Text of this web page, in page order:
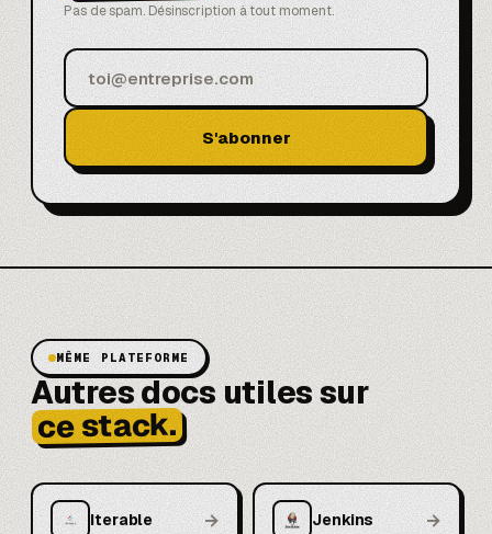
Pas de spam. Désinscription à tout moment.
S'abonner
MÊME PLATEFORME
Autres docs utiles sur
ce stack.
Iterable → Jenkins →